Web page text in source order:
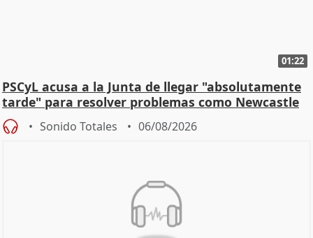
01:22
PSCyL acusa a la Junta de llegar "absolutamente
tarde" para resolver problemas como Newcastle
Sonido Totales 06/08/2026